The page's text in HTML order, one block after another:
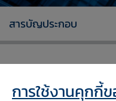
วันที่ 7 ธันวาคม
สารบัญประกอบ
การใช้งานคุกกี้